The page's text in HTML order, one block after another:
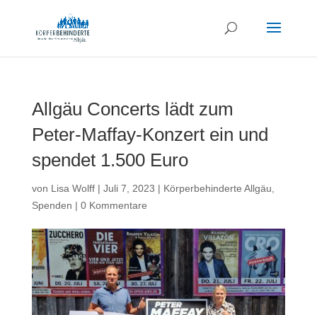
Allgäu Concerts lädt zum
Peter-Maffay-Konzert ein und
spendet 1.500 Euro
von Lisa Wolff| Juli 7, 2023 | Körperbehinderte Allgäu
Spenden | 0 Kommentare